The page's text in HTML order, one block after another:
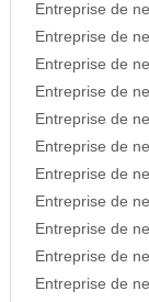
Entreprise de
Entreprise de
Entreprise de
Entreprise de
Entreprise de
Entreprise de
Entreprise de
Entreprise de
Entreprise de
Entreprise de
Entreprise de